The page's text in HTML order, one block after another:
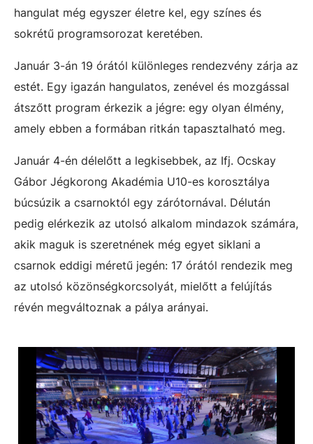
hangulat még egyszer életre kel, egy színes és
sokrétű programsorozat keretében.
Január 3-án 19 órától különleges rendezvény zárja az
estét. Egy igazán hangulatos, zenével és mozgással
átszőtt program érkezik a jégre: egy olyan élmény,
amely ebben a formában ritkán tapasztalható meg.
Január 4-én délelőtt a legkisebbek, az Ifj. Ocskay
Gábor Jégkorong Akadémia U10-es korosztálya
búcsúzik a csarnoktól egy zárótornával. Délután
pedig elérkezik az utolsó alkalom mindazok számára,
akik maguk is szeretnének még egyet siklani a
csarnok eddigi méretű jegén: 17 órától rendezik meg
az utolsó közönségkorcsolyát, mielőtt a felújítás
révén megváltoznak a pálya arányai.